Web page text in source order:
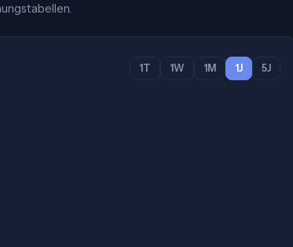
1T 1W 1M 1J 5J